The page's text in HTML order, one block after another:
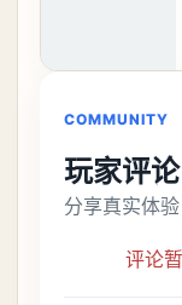
COMMUNITY
玩家评论
分享真实体验
评论